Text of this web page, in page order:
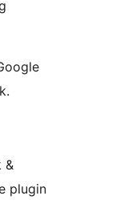
&
plugin